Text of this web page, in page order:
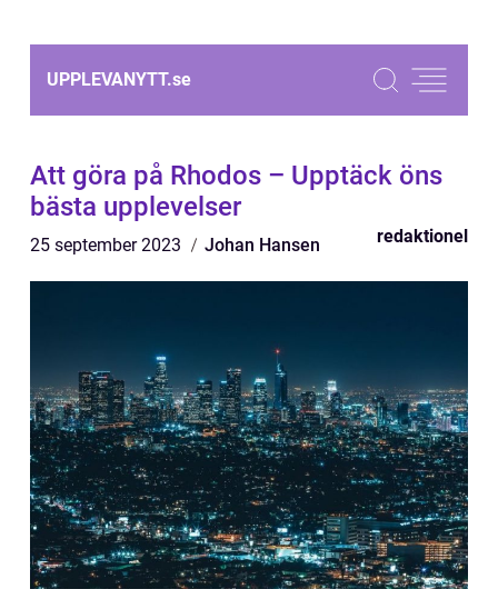
UPPLEVANYTT.se
Att göra på Rhodos – Upptäck öns
bästa upplevelser
25 september 2023 Johan Hansen redaktionel